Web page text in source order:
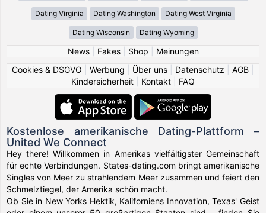
Dating Virginia Dating Washington Dating West Virginia
Dating Wisconsin Dating Wyoming
News| Fakes| Shop
Meinungen
Cookies & DSGVO
Werbung Über uns Datenschutz AGB
Kindersicherheit
Kontakt FAQ
Kostenlose amerikanische Dating-Plattform –
United We Connect
Hey there! Willkommen in Amerikas vielfältigster Gemeinschaft
für echte Verbindungen. States-dating.com bringt amerikanische
Singles von Meer zu strahlendem Meer zusammen und feiert den
Schmelztiegel, der Amerika schön macht.
Ob Sie in New Yorks Hektik, Kaliforniens Innovation, Texas' Geist